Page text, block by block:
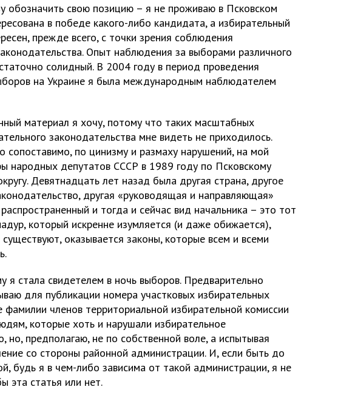
обозначить свою позицию – я не проживаю в Псковском
в победе какого-либо кандидата, а избирательный
прежде всего, с точки зрения соблюдения
Опыт наблюдения за выборами различного
солидный. В 2004 году в период проведения
на Украине я была международным наблюдателем
материал я хочу, потому что таких масштабных
законодательства мне видеть не приходилось.
сопоставимо, по цинизму и размаху нарушений, на мой
народных депутатов СССР в 1989 году по Псковскому
Девятнадцать лет назад была другая страна, другое
другая «руководящая и направляющая»
и тогда и сейчас вид начальника – это тот
который искренне изумляется (и даже обижается),
существуют, оказывается законы, которые всем и всеми
я стала свидетелем в ночь выборов. Предварительно
для публикации номера участковых избирательных
фамилии членов территориальной избирательной комиссии
которые хоть и нарушали избирательное
но, предполагаю, не по собственной воле, а испытывая
со стороны районной администрации. И, если быть до
будь я в чем-либо зависима от такой администрации, я не
эта статья или нет.